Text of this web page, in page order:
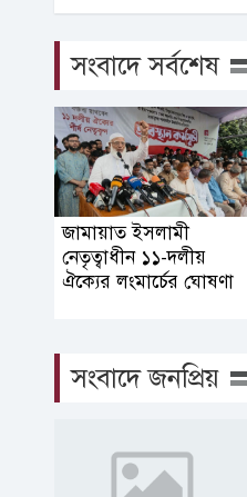
সংবাদে সর্বশেষ
জামায়াত ইসলামী
নেতৃত্বাধীন ১১-দলীয়
ঐক্যের লংমার্চের ঘোষণা
সংবাদে জনপ্রিয়